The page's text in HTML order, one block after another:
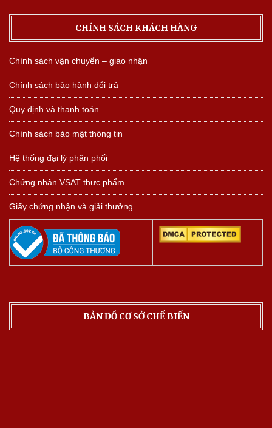
CHÍNH SÁCH KHÁCH HÀNG
Chính sách vận chuyển – giao nhận
Chính sách bảo hành đổi trả
Quy định và thanh toán
Chính sách bảo mật thông tin
Hệ thống đại lý phân phối
Chứng nhận VSAT thực phẩm
Giấy chứng nhận và giải thưởng
BẢN ĐỒ CƠ SỞ CHẾ BIẾN